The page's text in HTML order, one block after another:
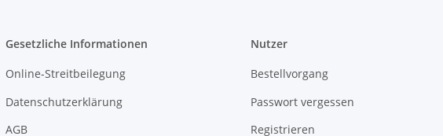
Gesetzliche Informationen
Online-Streitbeilegung
Datenschutzerklärung
AGB
Nutzer
Bestellvorgang
Passwort vergessen
Registrieren